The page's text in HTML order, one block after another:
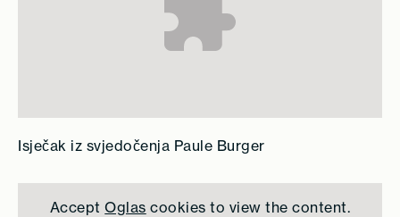
Isječak iz svjedočenja Paule Burger
AcceptOglas cookies to view the content.